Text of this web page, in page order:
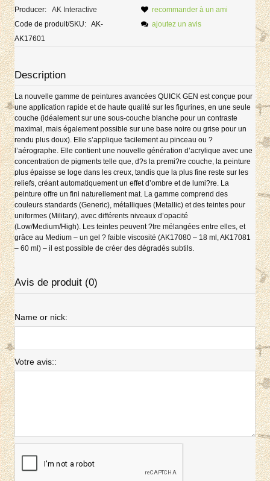
Producer:
AK Interactive
Code de produit/SKU: AK-
AK17601
recommander à un ami
ajoutez un avis
Description
La nouvelle gamme de peintures avancées QUICK GEN est conçue pour
une application rapide et de haute qualité sur les figurines, en une seule
couche (idéalement sur une sous-couche blanche pour un contraste
maximal, mais également possible sur une base noire ou grise pour un
rendu plus doux). Elle s’applique facilement au pinceau ou ?
l’aérographe. Elle contient une nouvelle génération d’acrylique avec une
concentration de pigments telle que, d?s la premi?re couche, la peinture
plus épaisse se loge dans les creux, tandis que la plus fine reste sur les
reliefs, créant automatiquement un effet d’ombre et de lumi?re. La
peinture offre un fini naturellement mat. La gamme comprend des
couleurs standards (Generic), métalliques (Metallic) et des teintes pour
uniformes (Military), avec différents niveaux d’opacité
(Low/Medium/High). Les teintes peuvent ?tre mélangées entre elles, et
grâce au Medium – un gel ? faible viscosité (AK17080 – 18 ml, AK17081
– 60 ml) – il est possible de créer des dégradés subtils.
Avis de produit (0)
Name or nick:
Votre avis::